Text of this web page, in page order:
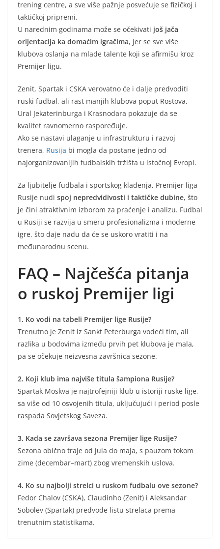
trening centre, a sve više pažnje posvećuje se fizičkoj i
taktičkoj pripremi.
U narednim godinama može se očekivati još jača
orijentacija ka domaćim igračima, jer se sve više
klubova oslanja na mlade talente koji se afirmišu kroz
Premijer ligu.
Zenit, Spartak i CSKA verovatno će i dalje predvoditi
ruski fudbal, ali rast manjih klubova poput Rostova,
Ural Jekaterinburga i Krasnodara pokazuje da se
kvalitet ravnomerno raspoređuje.
Ako se nastavi ulaganje u infrastrukturu i razvoj
trenera, Rusija bi mogla da postane jedno od
najorganizovanijih fudbalskih tržišta u istočnoj Evropi.
Za ljubitelje fudbala i sportskog klađenja, Premijer liga
Rusije nudi spoj nepredvidivosti i taktičke dubine, što
je čini atraktivnim izborom za praćenje i analizu. Fudbal
u Rusiji se razvija u smeru profesionalizma i moderne
igre, što daje nadu da će se uskoro vratiti i na
međunarodnu scenu.
FAQ – Najčešća pitanja
o ruskoj Premijer ligi
1. Ko vodi na tabeli Premijer lige Rusije?
Trenutno je Zenit iz Sankt Peterburga vodeći tim, ali
razlika u bodovima između prvih pet klubova je mala,
pa se očekuje neizvesna završnica sezone.
2. Koji klub ima najviše titula šampiona Rusije?
Spartak Moskva je najtrofejniji klub u istoriji ruske lige,
sa više od 10 osvojenih titula, uključujući i period posle
raspada Sovjetskog Saveza.
3. Kada se završava sezona Premijer lige Rusije?
Sezona obično traje od jula do maja, s pauzom tokom
zime (decembar–mart) zbog vremenskih uslova.
4. Ko su najbolji strelci u ruskom fudbalu ove sezone?
Fedor Chalov (CSKA), Claudinho (Zenit) i Aleksandar
Sobolev (Spartak) predvode listu strelaca prema
trenutnim statistikama.